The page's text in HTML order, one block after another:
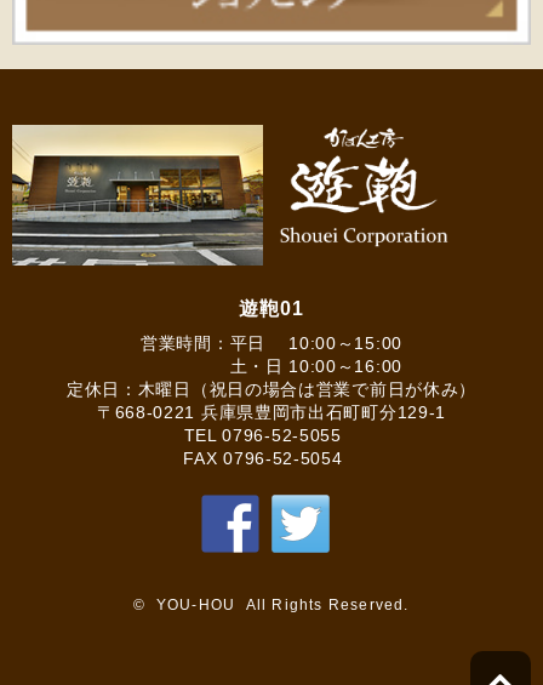
遊鞄01
営業時間：平日 10:00～15:00
土・日 10:00～16:00
定休日：木曜日（祝日の場合は営業で前日が休み）
〒668-0221 兵庫県豊岡市出石町町分129-1
TEL0796-52-5055
FAX 0796-52-5054
© YOU-HOU All Rights Reserved.